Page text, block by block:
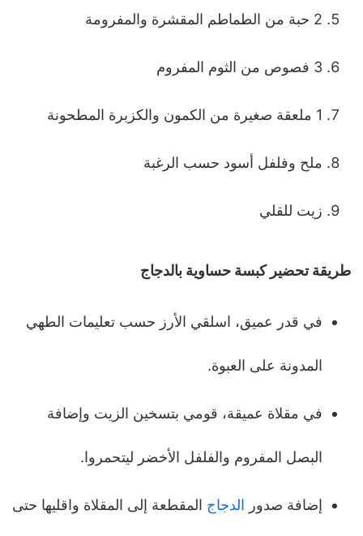
2 حبة من الطماطم المقشرة والمفرومة
3 فصوص من الثوم المفروم
1 ملعقة صغيرة من الكمون والكزبرة المطحونة
ملح وفلفل أسود حسب الرغبة
زيت للقلي
طريقة تحضير كبسة حساوية بالدجاج
في قدر عميق، اسلقي الأرز حسب تعليمات الطهي
المدونة على العبوة.
في مقلاة عميقة، قومي بتسخين الزيت وإضافة
البصل المفروم والفلفل الأخضر ليتحمروا.
إضافة صدور الدجاج المقطعة إلى المقلاة واقليها حتى